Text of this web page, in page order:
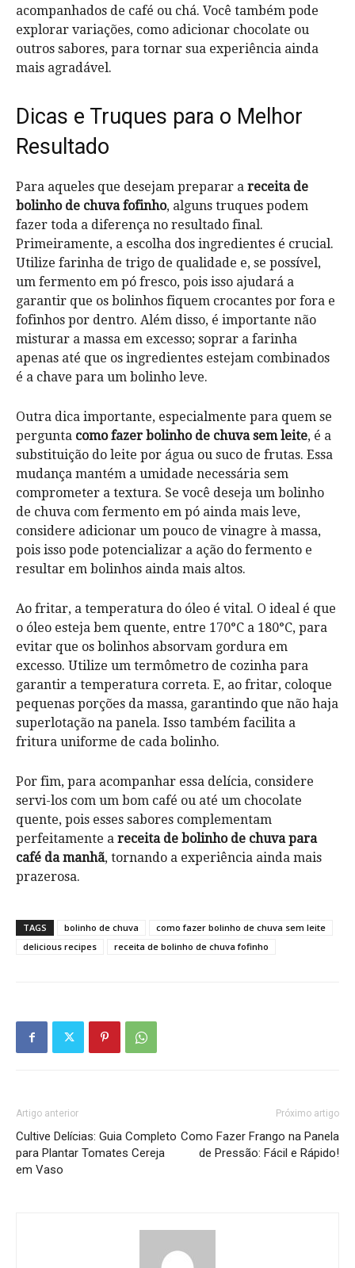
acompanhados de café ou chá. Você também pode
explorar variações, como adicionar chocolate ou
outros sabores, para tornar sua experiência ainda
mais agradável.
Dicas e Truques para o Melhor
Resultado
Para aqueles que desejam preparar a receita de
bolinho de chuva fofinho, alguns truques podem
fazer toda a diferença no resultado final.
Primeiramente, a escolha dos ingredientes é crucial.
Utilize farinha de trigo de qualidade e, se possível,
um fermento em pó fresco, pois isso ajudará a
garantir que os bolinhos fiquem crocantes por fora e
fofinhos por dentro. Além disso, é importante não
misturar a massa em excesso; soprar a farinha
apenas até que os ingredientes estejam combinados
é a chave para um bolinho leve.
Outra dica importante, especialmente para quem se
pergunta como fazer bolinho de chuva sem leite, é a
substituição do leite por água ou suco de frutas. Essa
mudança mantém a umidade necessária sem
comprometer a textura. Se você deseja um bolinho
de chuva com fermento em pó ainda mais leve,
considere adicionar um pouco de vinagre à massa,
pois isso pode potencializar a ação do fermento e
resultar em bolinhos ainda mais altos.
Ao fritar, a temperatura do óleo é vital. O ideal é que
o óleo esteja bem quente, entre 170°C a 180°C, para
evitar que os bolinhos absorvam gordura em
excesso. Utilize um termômetro de cozinha para
garantir a temperatura correta. E, ao fritar, coloque
pequenas porções da massa, garantindo que não haja
superlotação na panela. Isso também facilita a
fritura uniforme de cada bolinho.
Por fim, para acompanhar essa delícia, considere
servi-los com um bom café ou até um chocolate
quente, pois esses sabores complementam
perfeitamente a receita de bolinho de chuva para
café da manhã, tornando a experiência ainda mais
prazerosa.
TAGS bolinho de chuva
como fazer bolinho de chuva sem leite
delicious recipes
receita de bolinho de chuva fofinho
Artigo anterior
Cultive Delícias: Guia Completo
para Plantar Tomates Cereja
em Vaso
Próximo artigo
Como Fazer Frango na Panela
de Pressão: Fácil e Rápido!